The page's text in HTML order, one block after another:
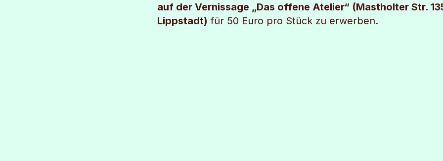
auf der Vernissage „Das offene Atelier“ (Mastholter Str.
Lippstadt) für 50 Euro pro Stück zu erwerben.